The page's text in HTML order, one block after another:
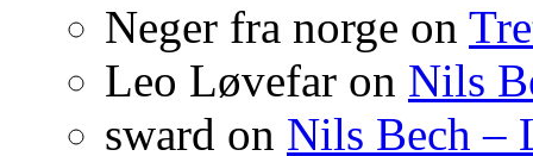
Neger fra norge on
Leo Løvefar on Nils
sward on Nils Bech –